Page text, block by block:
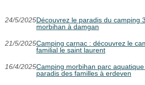
24/5/2025Découvrez le paradis du camping
morbihan à damgan
21/5/2025Camping carnac : découvrez le
familial le saint laurent
16/4/2025Camping morbihan parc
paradis des familles à erdeven